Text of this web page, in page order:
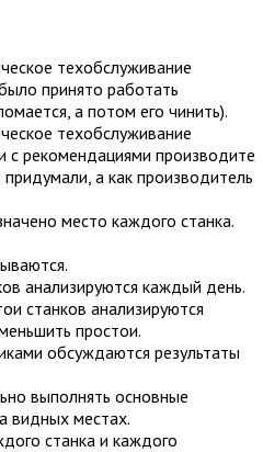
техобcлуживание
принято работать
а потом его чинить).
техобcлуживание
с рекомендациями
придумали, а как производитель
место каждого станка.
анализируются каждый день.
станков анализируются
простои.
обсуждаются результаты
выполнять основные
видных местах.
станка и каждого